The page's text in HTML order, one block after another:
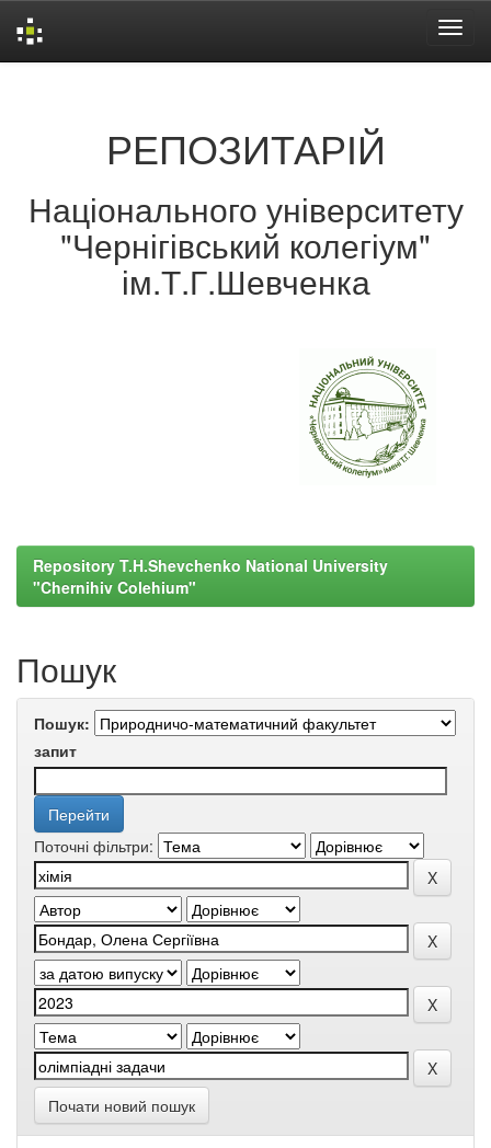
РЕПОЗИТАРІЙ
Національного університету
"Чернігівський колегіум"
ім.Т.Г.Шевченка
Repository T.H.Shevchenko National University
"Chernihiv Colehium"
Пошук
Пошук:
запит
Поточні фільтри:
Почати новий пошук